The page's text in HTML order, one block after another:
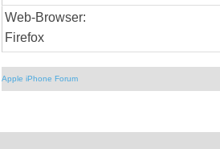
Web-Browser:
Firefox
Apple iPhone Forum